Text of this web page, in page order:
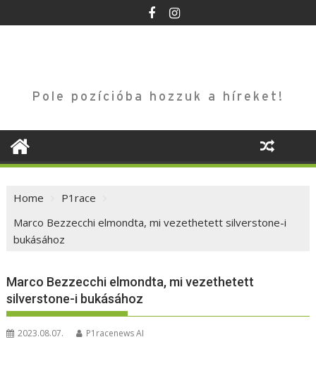
to
Pole pozícióba hozzuk a híreket!
Home
P1race
Marco Bezzecchi elmondta, mi vezethetett silverstone-i
bukásához
Marco Bezzecchi elmondta, mi vezethetett
silverstone-i bukásához
2023.08.07. P1racenews AI